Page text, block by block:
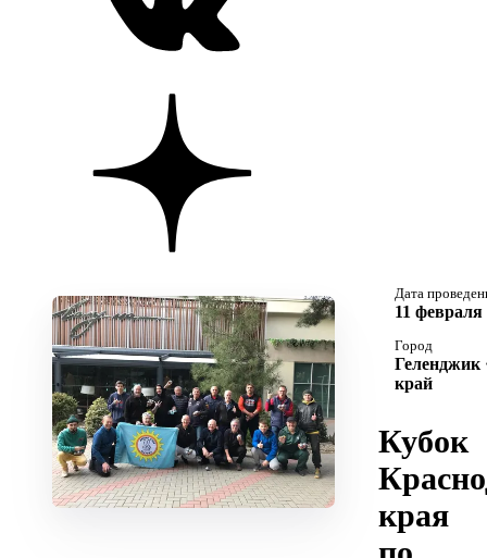
Дата
11 февраля
Город
Геленджик
край
Кубок
края